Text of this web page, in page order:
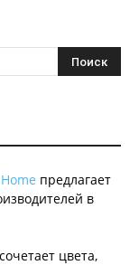
предлагает
в
цвета,